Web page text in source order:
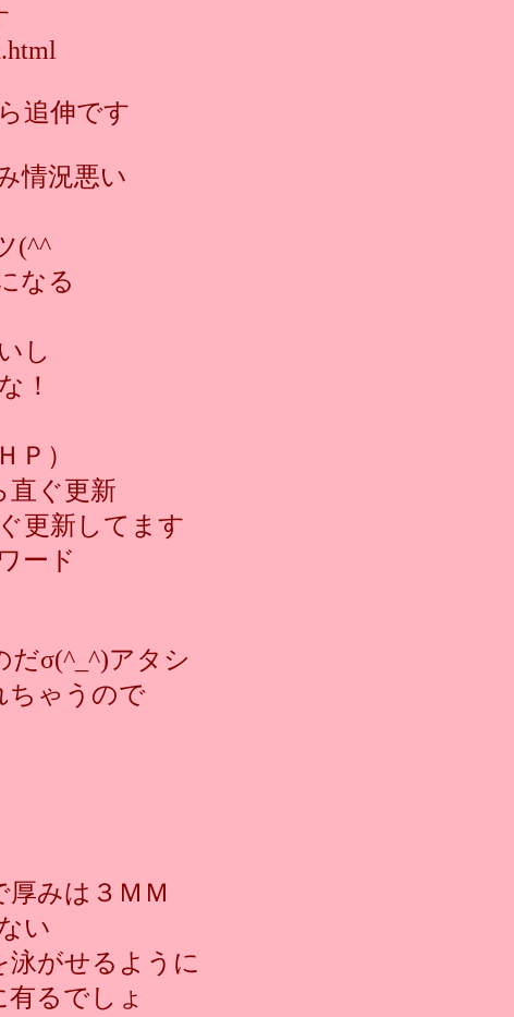
追伸です
情況悪い
ゞ
なる
し
！
Ｐ）
直ぐ更新
更新してます
ード
だσ(^_^)アタシ
ちゃうので
みは３ＭＭ
い
がせるように
るでしょ